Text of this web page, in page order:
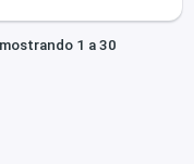
1 a 30